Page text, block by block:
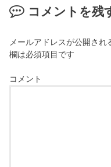
コメントを残
メールアドレスが公開され
欄は必須項目です
コメント